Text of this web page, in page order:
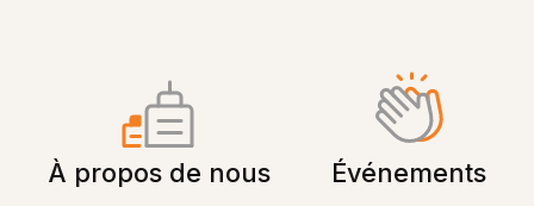
À propos de nous Événements